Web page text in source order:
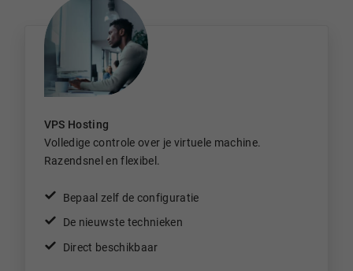
VPS Hosting
Volledige controle over je virtuele machine.
Razendsnel en flexibel.
Bepaal zelf de configuratie
De nieuwste technieken
Direct beschikbaar